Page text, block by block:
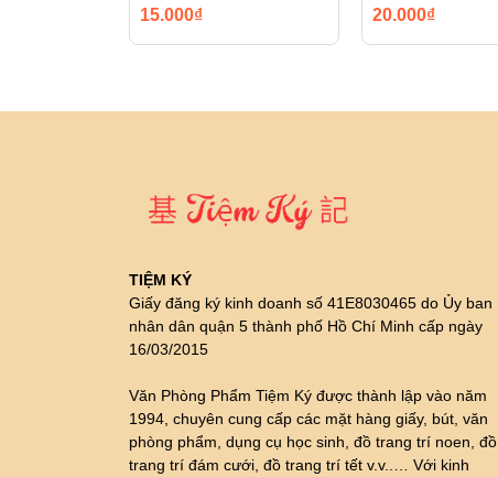
15.000₫
20.000₫
TIỆM KÝ
Giấy đăng ký kinh doanh số 41E8030465 do Ủy ban
nhân dân quận 5 thành phố Hồ Chí Minh cấp ngày
16/03/2015
Văn Phòng Phẩm Tiệm Ký được thành lập vào năm
1994, chuyên cung cấp các mặt hàng giấy, bút, văn
phòng phẩm, dụng cụ học sinh, đồ trang trí noen, đồ
trang trí đám cưới, đồ trang trí tết v.v..… Với kinh